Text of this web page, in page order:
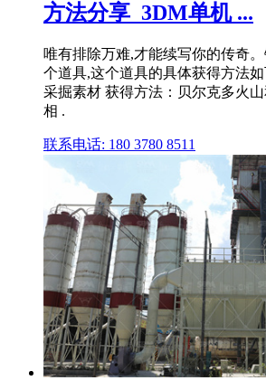
方法分享_3DM单机 ...
唯有排除万难,才能续写你的传奇
个道具,这个道具的具体获得方法如
采掘素材 获得方法：贝尔克多火
相 .
联系电话: 180 3780 8511